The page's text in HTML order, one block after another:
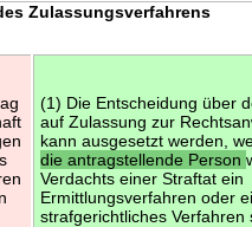
Zulassungsverfahrens
(1) Die Entscheidung über
auf Zulassung zur
kann ausgesetzt werden,
die antragstellende Person
Verdachts einer Straftat ein
Ermittlungsverfahren oder
strafgerichtliches Verfahren